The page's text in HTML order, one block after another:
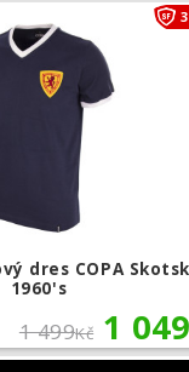
dres adidas
dres COPA
1960's
1 499Kč 1 049